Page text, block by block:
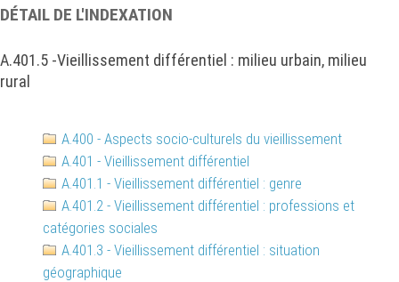
DÉTAIL DE L'INDEXATION
A.401.5 -Vieillissement différentiel : milieu urbain, milieu
rural
A.400 - Aspects socio-culturels du vieillissement
A.401 - Vieillissement différentiel
A.401.1 - Vieillissement différentiel : genre
A.401.2 - Vieillissement différentiel : professions et
catégories sociales
A.401.3 - Vieillissement différentiel : situation
géographique